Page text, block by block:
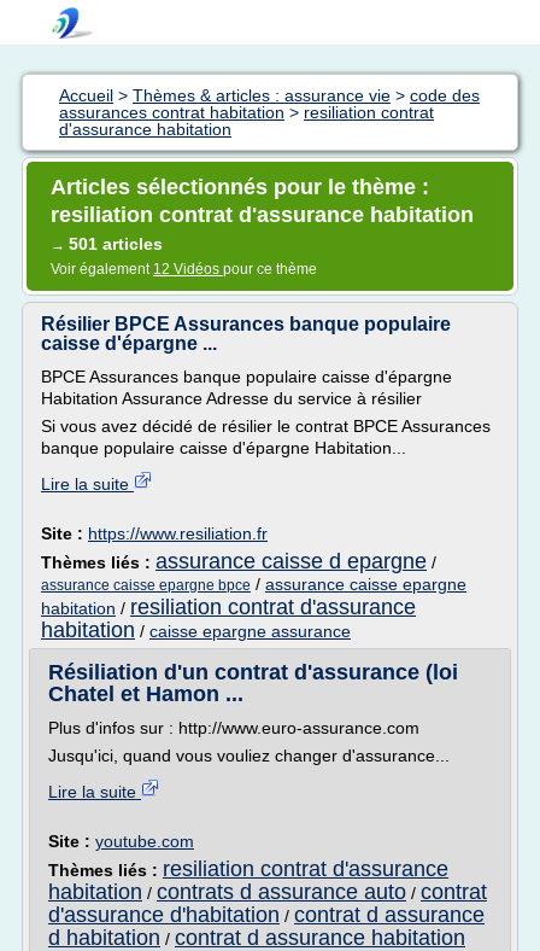
Accueil > Thèmes & articles : assurance vie > code des
assurances contrat habitation > resiliation contrat
d'assurance habitation
Articles sélectionnés pour le thème :
resiliation contrat d'assurance habitation
→ 501 articles
Voir également 12 Vidéos pour ce thème
Résilier BPCE Assurances banque populaire
caisse d'épargne ...
BPCE Assurances banque populaire caisse d'épargne
Habitation Assurance Adresse du service à résilier
Si vous avez décidé de résilier le contrat BPCE Assurances
banque populaire caisse d'épargne Habitation...
Lire la suite
Site : https://www.resiliation.fr
Thèmes liés : assurance caisse d epargne /
assurance caisse epargne bpce / assurance caisse epargne
habitation / resiliation contrat d'assurance
habitation / caisse epargne assurance
Résiliation d'un contrat d'assurance (loi
Chatel et Hamon ...
Plus d'infos sur : http://www.euro-assurance.com
Jusqu'ici, quand vous vouliez changer d'assurance...
Lire la suite
Site : youtube.com
Thèmes liés : resiliation contrat d'assurance
habitation / contrats d assurance auto / contrat
d'assurance d'habitation / contrat d assurance
d habitation / contrat d assurance habitation